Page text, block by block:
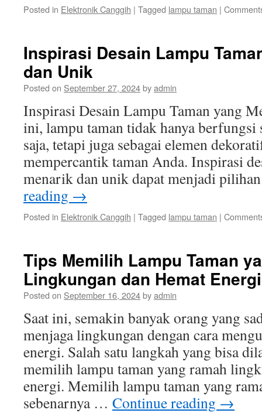
Posted in Elektronik Canggih | Tagged lampu taman |
Inspirasi Desain Lampu
dan Unik
Posted on September 27, 2024byadmin
Inspirasi Desain Lampu Taman yang
ini, lampu taman tidak hanya berfungsi
saja, tetapi juga sebagai elemen
mempercantik taman Anda. Inspirasi
menarik dan unik dapat menjadi
reading →
Posted in Elektronik Canggih | Tagged lampu taman |
Tips Memilih Lampu Taman
Lingkungan dan Hemat Energi
Posted on September 16, 2024byadmin
Saat ini, semakin banyak orang yang
menjaga lingkungan dengan cara
energi. Salah satu langkah yang bisa
memilih lampu taman yang ramah
energi. Memilih lampu taman yang
sebenarnya … Continue reading →